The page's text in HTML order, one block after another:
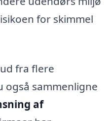
for skimmel
fra flere
også sammenligne
af